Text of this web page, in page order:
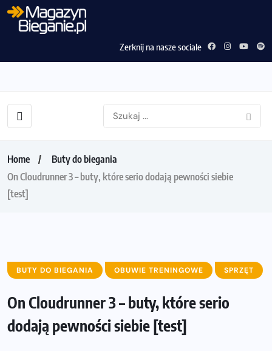
Zerknij na nasze sociale
Home
Buty do biegania
On Cloudrunner 3 – buty, które serio dodają pewności siebie
[test]
BUTY DO BIEGANIA OBUWIE TRENINGOWE SPRZĘT
On Cloudrunner 3 – buty, które serio
dodają pewności siebie [test]